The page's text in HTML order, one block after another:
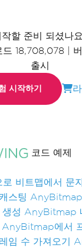
코드 예제
로 비트맵에서 문
스팅 AnyBitmap
성 AnyBitmap
AnyBitmap에서
임 수 가져오기
작할 준비 되셨나
18,708,078|
출시
시작하기